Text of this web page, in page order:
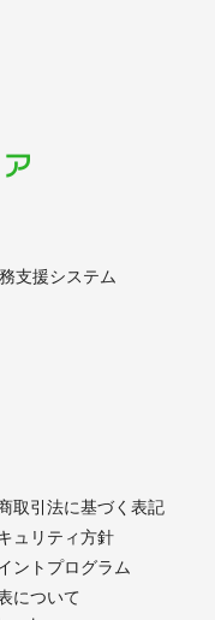
支援システム
取引法に基づく表記
ュリティ方針
ントプログラム
について